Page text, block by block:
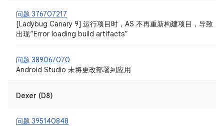
问题 376707217
[Ladybug Canary 9] 运行项目时，AS 不再重新构建项目，导致
出现“Error loading build artifacts”
问题 389067070
Android Studio 未将更改部署到应用
Dexer (D8)
问题 395140848